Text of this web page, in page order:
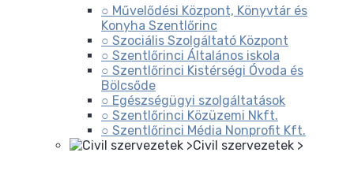
○ Művelődési Központ, Könyvtár és
Konyha Szentlőrinc
○ Szociális Szolgáltató Központ
○ Szentlőrinci Általános iskola
○ Szentlőrinci Kistérségi Óvoda és
Bölcsőde
○ Egészségügyi szolgáltatások
○ Szentlőrinci Közüzemi Nkft.
○ Szentlőrinci Média Nonprofit Kft.
Civil szervezetek >